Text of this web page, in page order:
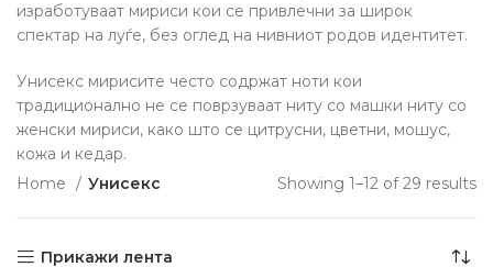
изработуваат мириси кои се привлечни за широк
спектар на луѓе, без оглед на нивниот родов идентитет.
Унисекс мирисите често содржат ноти кои
традиционално не се поврзуваат ниту со машки ниту со
женски мириси, како што се цитрусни, цветни, мошус,
кожа и кедар.
Home
Унисекс Showing 1–12 of 29 results
Прикажи лента